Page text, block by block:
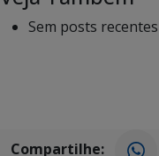
Sem posts
Compartilhe: